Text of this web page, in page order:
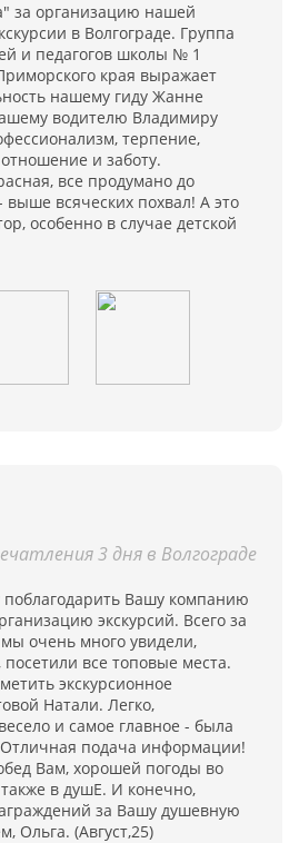
за организацию нашей
в Волгограде. Группа
и педагогов школы № 1
края выражает
нашему гиду Жанне
водителю Владимиру
терпение,
и заботу.
все продумано до
всяческих похвал! А это
особенно в случае детской
3 дня в Волгограде
поблагодарить Вашу компанию
экскурсий. Всего за
очень много увидели,
все топовые места.
экскурсионное
Натали. Легко,
и самое главное - была
Отличная подача информации!
Вам, хорошей погоды во
в душЕ. И конечно,
за Вашу душевную
Ольга. (Август,25)